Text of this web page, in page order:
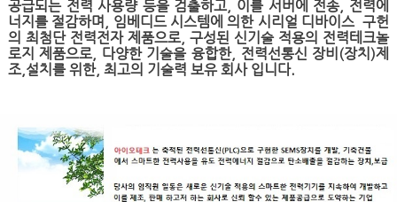
공급되는 전력 사용량 등을 검출하고, 이를 서버에 전송, 전력에
너지를 절감하며, 임베디드 시스템에 의한 시리얼 디바이스 구헌
의 최첨단 전력전자 제품으로, 구성된 신기술 적용의 전력테크놀
로지 제품으로, 다양한 기술을융합한, 전력선통신 장비(장치)제
조,설치를 위한, 최고의 기술력 보유 회사 입니다.